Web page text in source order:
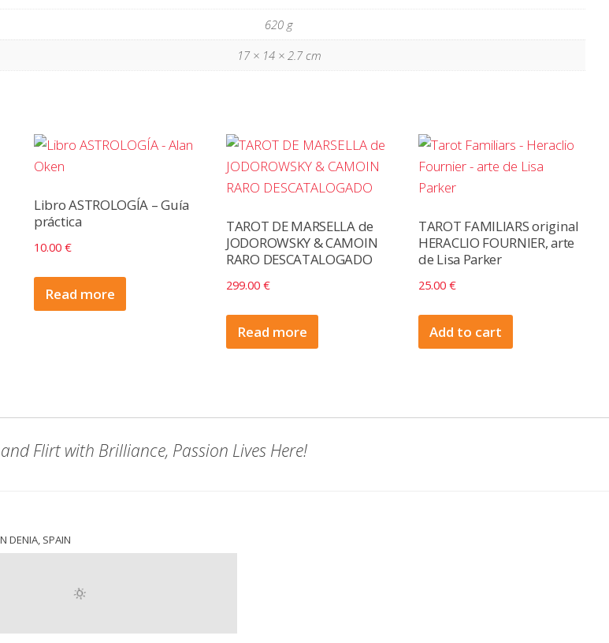
620 g
17 × 14 × 2.7 cm
Libro ASTROLOGÍA – Guía
práctica
10.00 €
Read more
TAROT DE MARSELLA de
JODOROWSKY & CAMOIN
RARO DESCATALOGADO
299.00 €
Read more
TAROT FAMILIARS original
HERACLIO FOURNIER, arte
de Lisa Parker
25.00 €
Add to cart
Flirt with Brilliance, Passion Lives Here!
DENIA, SPAIN